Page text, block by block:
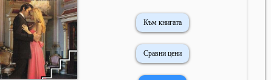
Към книгата
Сравни цени